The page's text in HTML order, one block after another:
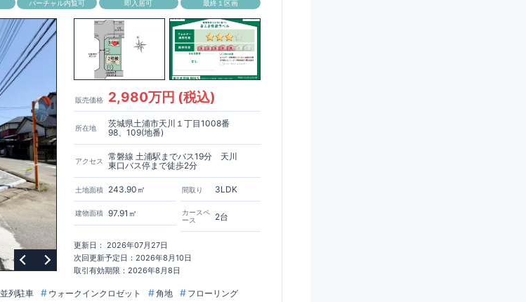
バーチャル内覧可 即入居可 最終１区画
販売価格 2,980万円 (税込)
所在地
茨城県土浦市天川１丁目1008番
98、109(地番)
アクセス
常磐線 土浦駅までバス19分 天川
東口バス停まで徒歩2分
土地面積 243.90㎡
建物面積 97.91㎡
間取り 3LDK
カースペ
ース
2台
更新日： 2026年07月27日
次回更新予定日：2026年8月10日
取引有効期限：2026年8月8日
並列駐車 ウォークインクロゼット 角地
フローリング